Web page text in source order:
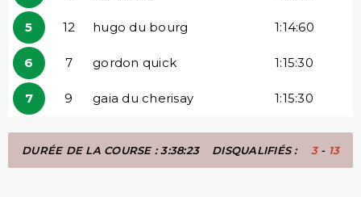
5 12 hugo du bourg 1:14:60
6 7 gordon quick 1:15:30
7 9 gaia du cherisay 1:15:30
DURÉE DE LA COURSE : 3:38:23 DISQUALIFIÉS : 3- 13